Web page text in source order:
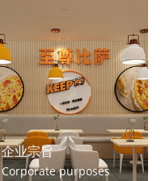
企业宗旨
Corporate purposes